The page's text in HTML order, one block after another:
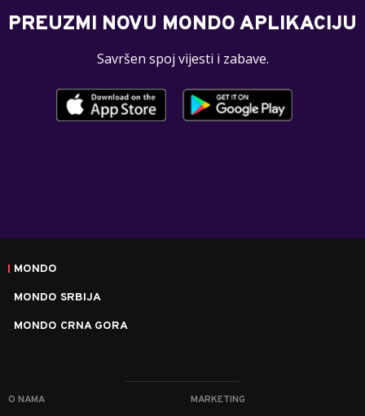
PREUZMI NOVU MONDO APLIKACIJU
Savršen spoj vijesti i zabave.
MONDO
MONDO SRBIJA
MONDO CRNA GORA
O NAMA MARKETING